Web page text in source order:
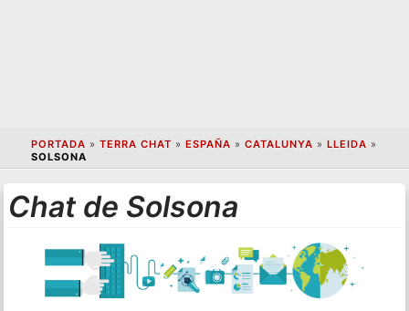
PORTADA » TERRA CHAT » ESPAÑA » CATALUNYA » LLEIDA »
SOLSONA
Chat de Solsona